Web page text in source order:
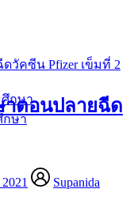
ศึกษา
กษา
วัคซีน Pfizer เข็มที่ 2
ตอนปลายฉีด
Supanida